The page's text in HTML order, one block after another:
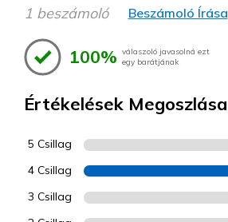
1 beszámoló Beszámoló Írása
100% válaszoló javasolná ezt
egy barátjának
Értékelések Megoszlása
5 Csillag
4 Csillag
3 Csillag